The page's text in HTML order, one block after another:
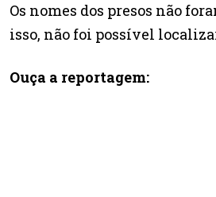
Os nomes dos presos não
isso, não foi possível
Ouça a reportagem: